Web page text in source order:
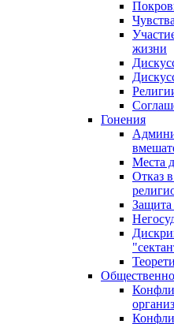
жизни
Гонения
Места
Отказ
Защита